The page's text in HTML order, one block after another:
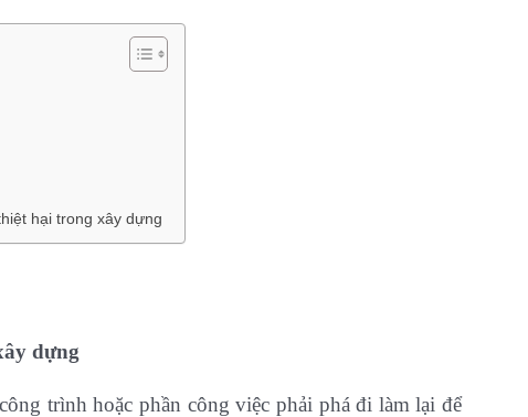
hại trong xây dựng
dựng
trình hoặc phần công việc phải phá đi làm lại để